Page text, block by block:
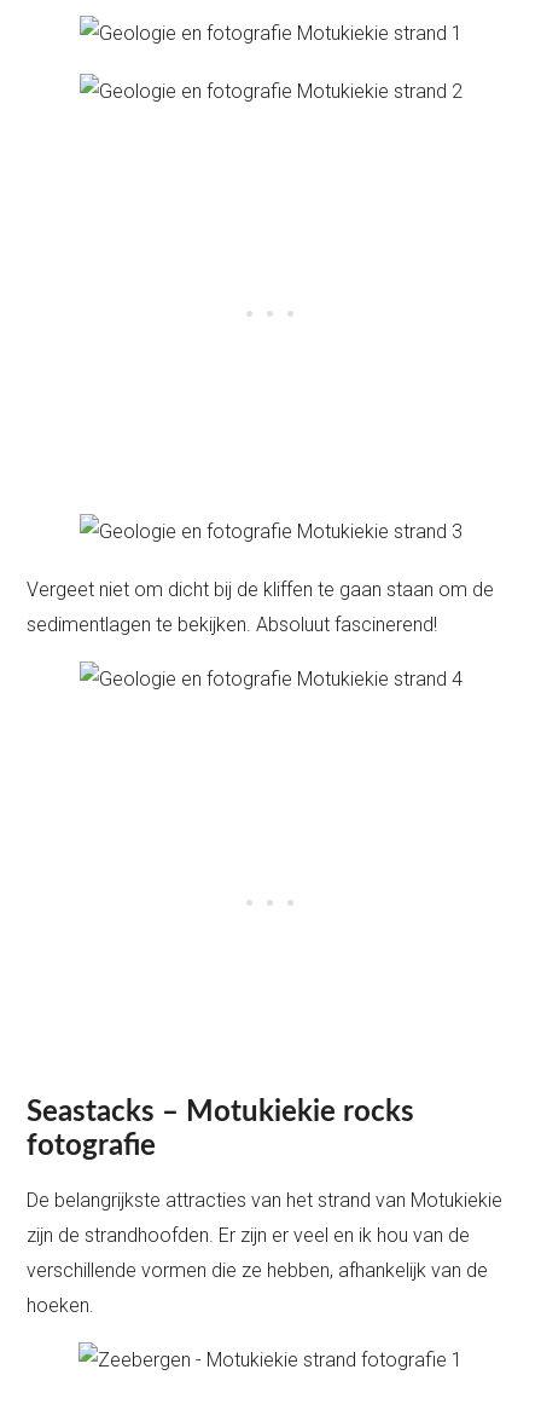
Vergeet niet om dicht bij de kliffen te gaan staan om de
sedimentlagen te bekijken. Absoluut fascinerend!
Seastacks – Motukiekie rocks
fotografie
De belangrijkste attracties van het strand van Motukiekie
zijn de strandhoofden. Er zijn er veel en ik hou van de
verschillende vormen die ze hebben, afhankelijk van de
hoeken.